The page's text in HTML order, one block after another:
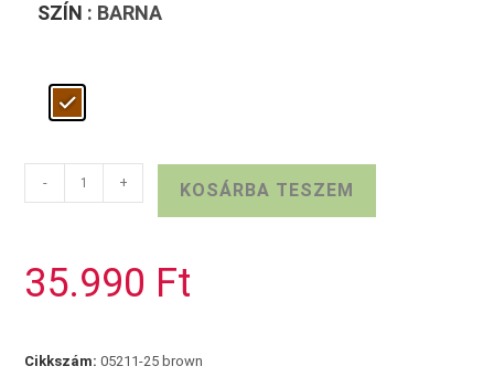
SZÍN : BARNA
Sötétbarna
RIEKER
mennyiség
- + KOSÁRBA TESZEM
35.990 Ft
Cikkszám:05211-25 brown